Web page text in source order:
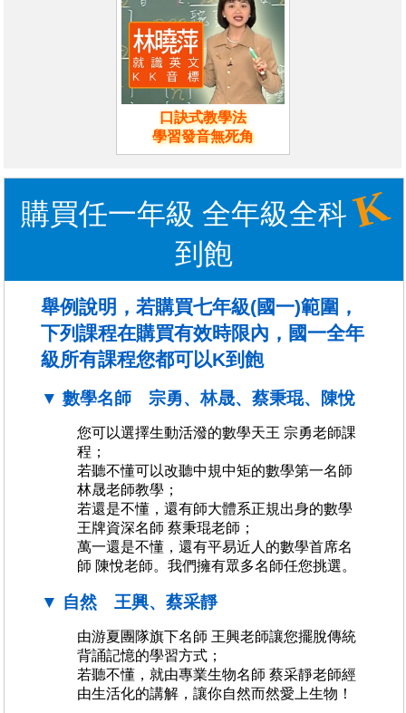
口訣式教學法
學習發音無死角
購買任一年級 全年級全科K
到飽
舉例說明，若購買七年級(國一)範圍，
下列課程在購買有效時限內，國一全年
級所有課程您都可以K到飽
▼ 數學名師 宗勇、林晟、蔡秉琨、陳悅
您可以選擇生動活潑的數學天王 宗勇老師課
程；
若聽不懂可以改聽中規中矩的數學第一名師
林晟老師教學；
若還是不懂，還有師大體系正規出身的數學
王牌資深名師 蔡秉琨老師；
萬一還是不懂，還有平易近人的數學首席名
師 陳悅老師。我們擁有眾多名師任您挑選。
▼ 自然 王興、蔡采靜
由游夏團隊旗下名師 王興老師讓您擺脫傳統
背誦記憶的學習方式；
若聽不懂，就由專業生物名師 蔡采靜老師經
由生活化的講解，讓你自然而然愛上生物！